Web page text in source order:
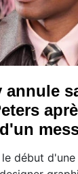
annule
début